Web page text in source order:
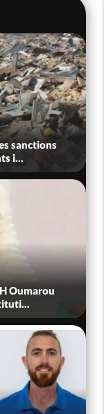
sanctions
i...
Oumarou